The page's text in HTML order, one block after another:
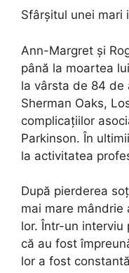
Sfârșitul unei mari
Ann-Margret și
până la moartea
la vârsta de 84 de
Sherman Oaks,
complicațiilor
Parkinson. În
la activitatea
După pierderea
mai mare mândrie
lor. Într-un interviu
că au fost
lor a fost